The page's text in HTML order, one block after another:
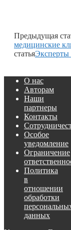
Предыдущая
медицинские
статьяЭксперты
О нас
Авторам
Наши
партнеры
Контакты
Особое
уведомление
Ограничение
Политика
в
отношении
обработки
данных